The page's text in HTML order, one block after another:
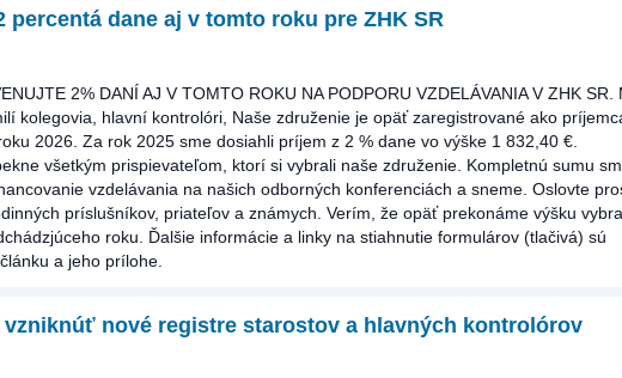
percentá dane aj v tomto roku pre ZHK SR
2% DANÍ AJ V TOMTO ROKU NA PODPORU VZDELÁVANIA V ZHK SR.
kolegovia, hlavní kontrolóri, Naše združenie je opäť zaregistrované ako
2026. Za rok 2025 sme dosiahli príjem z 2 % dane vo výške 1 832,40 €.
všetkým prispievateľom, ktorí si vybrali naše združenie. Kompletnú sumu
vzdelávania na našich odborných konferenciách a sneme. Oslovte
príslušníkov, priateľov a známych. Verím, že opäť prekonáme výšku
roku. Ďalšie informácie a linky na stiahnutie formulárov (tlačivá) sú
a jeho prílohe.
vzniknúť nové registre starostov a hlavných kontrolórov